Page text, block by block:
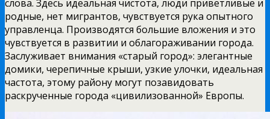
слова. Здесь идеальная чистота, люди приветливые и
родные, нет мигрантов, чувствуется рука опытного
управленца. Производятся большие вложения и это
чувствуется в развитии и облагораживании города.
Заслуживает внимания «старый город»: элегантные
домики, черепичные крыши, узкие улочки, идеальная
частота, этому району могут позавидовать
раскрученные города «цивилизованной» Европы.